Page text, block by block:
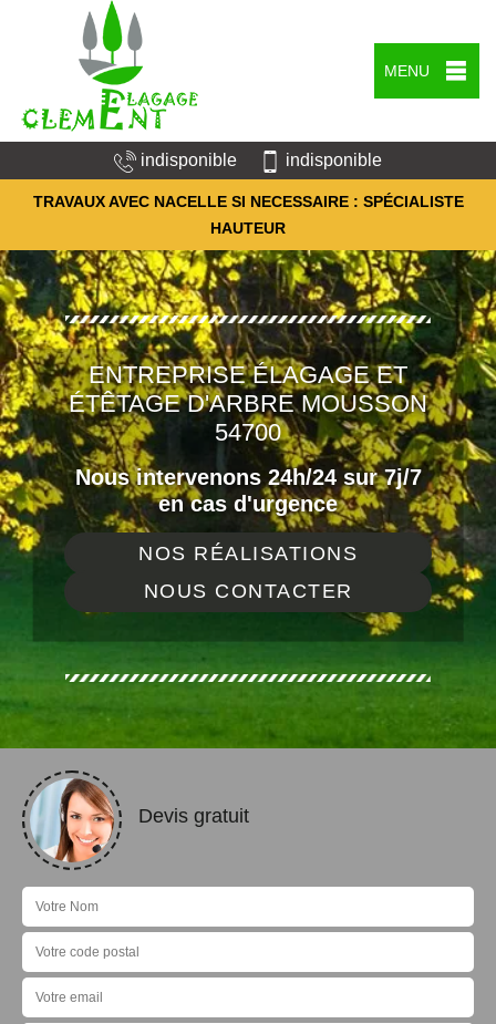
MENU
indisponible indisponible
TRAVAUX AVEC NACELLE SI NECESSAIRE : SPÉCIALISTE
HAUTEUR
ENTREPRISE ÉLAGAGE ET
ÉTÊTAGE D'ARBRE MOUSSON
54700
Nous intervenons 24h/24 sur 7j/7
en cas d'urgence
NOS RÉALISATIONS
NOUS CONTACTER
Devis gratuit